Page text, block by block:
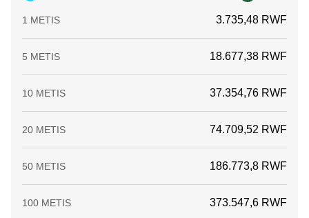
1 METIS 3.735,48 RWF
5 METIS 18.677,38 RWF
10 METIS 37.354,76 RWF
20 METIS 74.709,52 RWF
50 METIS 186.773,8 RWF
100 METIS 373.547,6 RWF